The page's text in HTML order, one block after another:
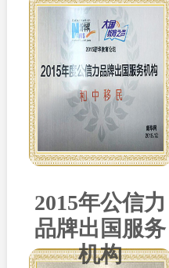
2015年公信力
品牌出国服务
机构